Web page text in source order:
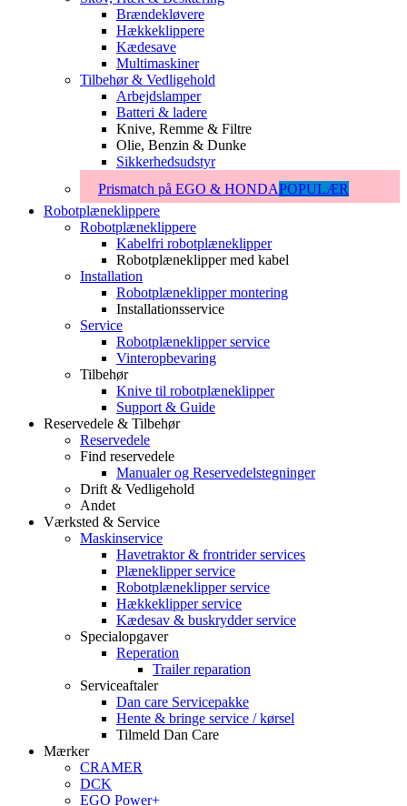
Brændekløvere
Hækkeklippere
Kædesave
Multimaskiner
Tilbehør & Vedligehold
Arbejdslamper
Batteri & ladere
Knive, Remme & Filtre
Olie, Benzin & Dunke
Sikkerhedsudstyr
Prismatch på EGO & HONDAPOPULÆR
Robotplæneklippere
Robotplæneklippere
Kabelfri robotplæneklipper
Robotplæneklipper med kabel
Installation
Robotplæneklipper montering
Installationsservice
Service
Robotplæneklipper service
Vinteropbevaring
Tilbehør
Knive til robotplæneklipper
Support & Guide
Reservedele & Tilbehør
Reservedele
Find reservedele
Manualer og Reservedelstegninger
Drift & Vedligehold
Andet
Værksted & Service
Maskinservice
Havetraktor & frontrider services
Plæneklipper service
Robotplæneklipper service
Hækkeklipper service
Kædesav & buskrydder service
Specialopgaver
Reperation
Trailer reparation
Serviceaftaler
Dan care Servicepakke
Hente & bringe service / kørsel
Tilmeld Dan Care
Mærker
CRAMER
DCK
EGO Power+